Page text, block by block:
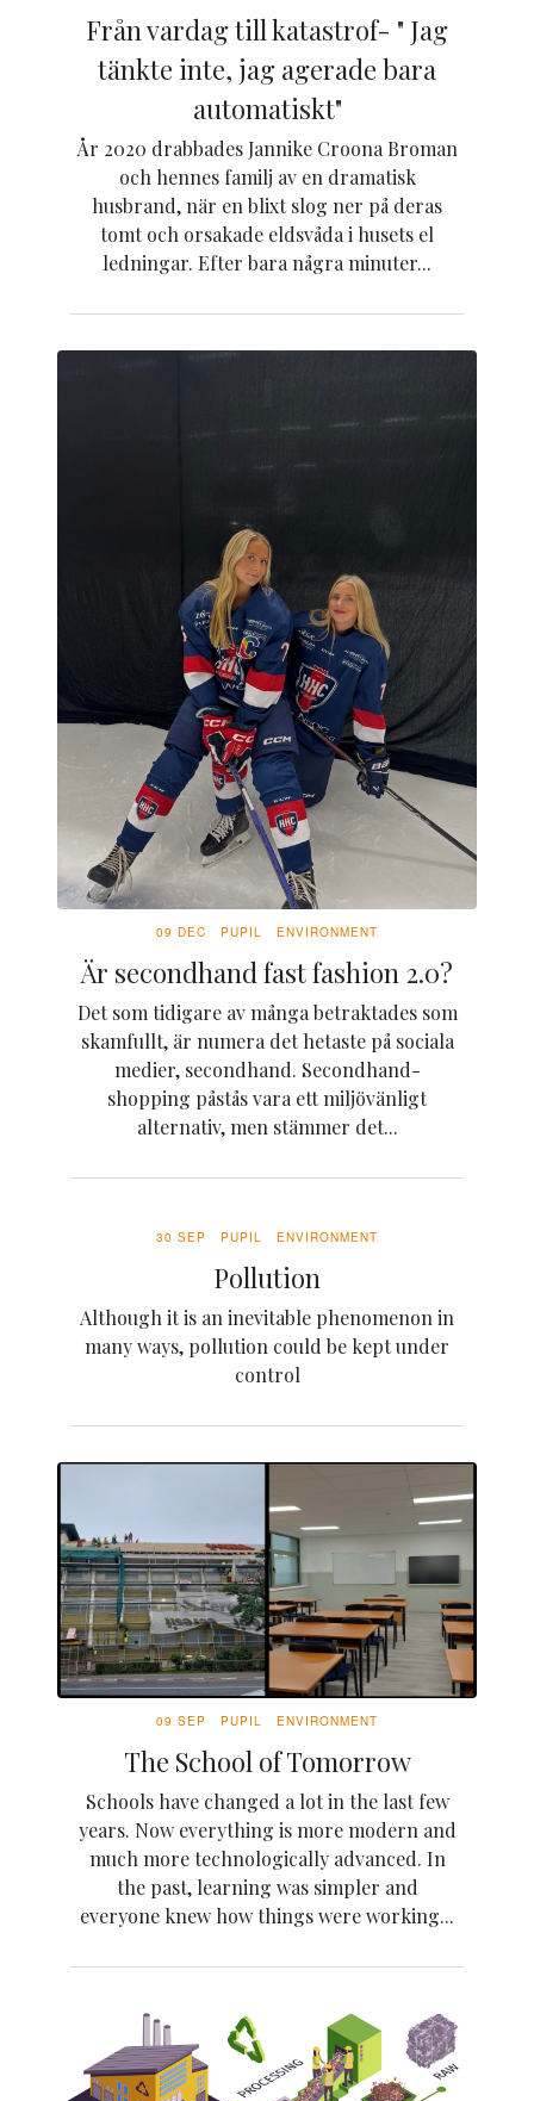
Från vardag till katastrof- " Jag
tänkte inte, jag agerade bara
automatiskt"
År 2020 drabbades Jannike Croona Broman
och hennes familj av en dramatisk
husbrand, när en blixt slog ner på deras
tomt och orsakade eldsvåda i husets el
ledningar. Efter bara några minuter...
09 DEC PUPIL ENVIRONMENT
Är secondhand fast fashion 2.0?
Det som tidigare av många betraktades som
skamfullt, är numera det hetaste på sociala
medier, secondhand. Secondhand-
shopping påstås vara ett miljövänligt
alternativ, men stämmer det...
30 SEP PUPIL ENVIRONMENT
Pollution
Although it is an inevitable phenomenon in
many ways, pollution could be kept under
control
09 SEP PUPIL ENVIRONMENT
The School of Tomorrow
Schools have changed a lot in the last few
years. Now everything is more modern and
much more technologically advanced. In
the past, learning was simpler and
everyone knew how things were working...